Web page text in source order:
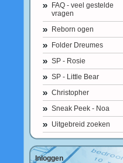
FAQ - veel gestelde
vragen
Reborn ogen
Folder Dreumes
SP - Rosie
SP - Little Bear
Christopher
Sneak Peek - Noa
Uitgebreid zoeken
Inloggen